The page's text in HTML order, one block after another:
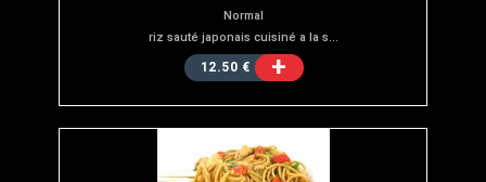
Normal
riz sauté japonais cuisiné a la s...
12.50 € +